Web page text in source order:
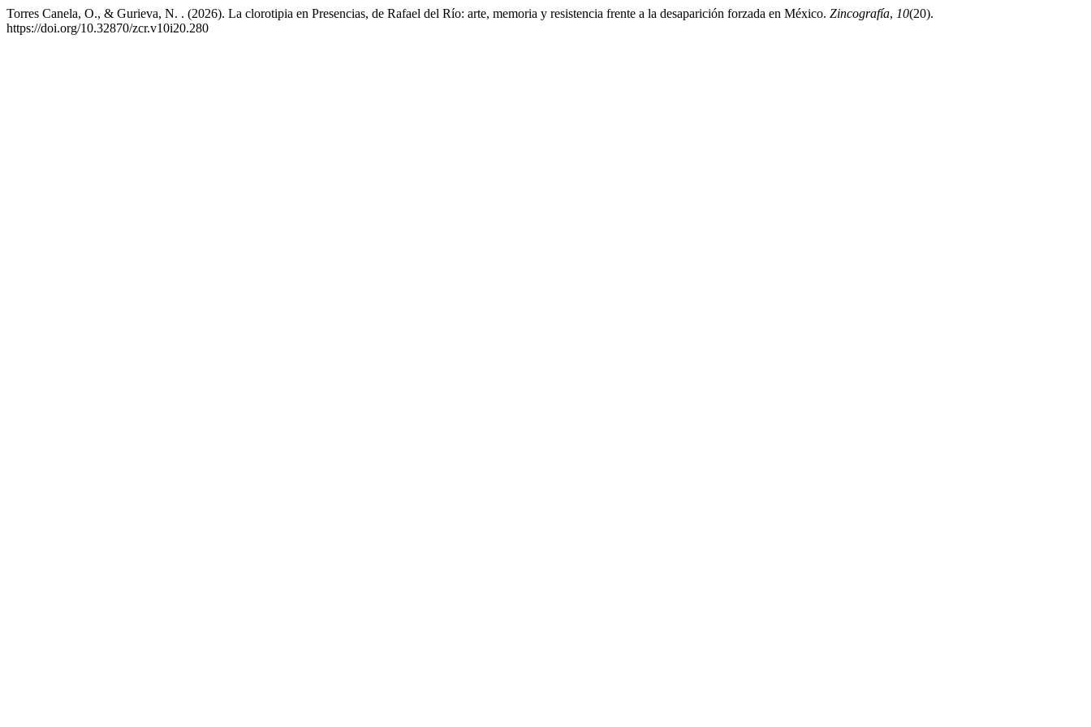
Torres Canela, O., & Gurieva, N. . (2026). La clorotipia en Presencias, de Rafael del Río: arte, memoria y resistencia frente a la desaparición forzada en México. Zincografía, 10(20).
https://doi.org/10.32870/zcr.v10i20.280